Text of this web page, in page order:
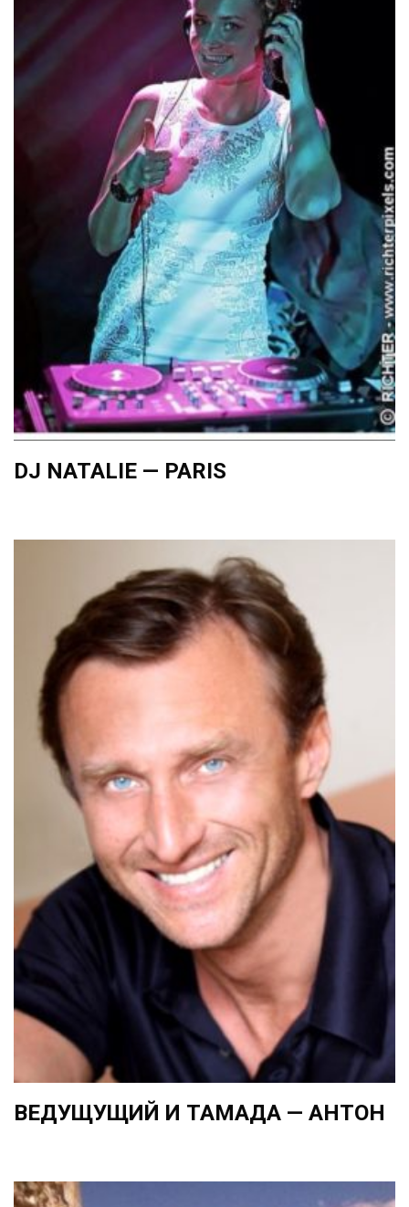
DJ NATALIE — PARIS
ВЕДУЩУЩИЙ И ТАМАДА — АНТОН